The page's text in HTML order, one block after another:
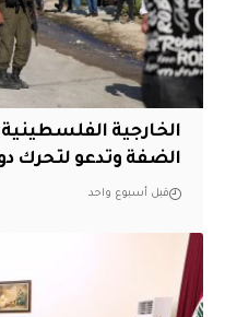
الخارجية
الضفة وتدعو لتحرك
قبل أسبوع واحد